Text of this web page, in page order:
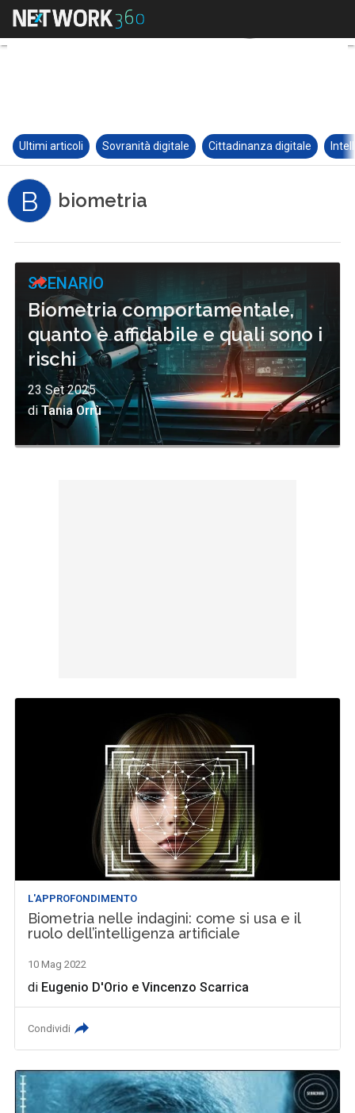
Ultimi articoli Sovranità digitale Cittadinanza digitale
B biometria
SCENARIO
Biometria comportamentale,
quanto è affidabile e quali sono i
rischi
23 Set 2025
diTania Orrù
L'APPROFONDIMENTO
Biometria nelle indagini: come si usa e il
ruolo dell’intelligenza artificiale
10 Mag 2022
di Eugenio D'Orio eVincenzo Scarrica
Condividi